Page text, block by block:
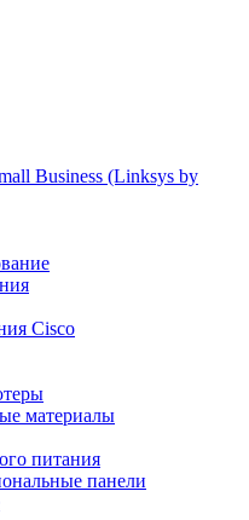
Business (Linksys by
Cisco
материалы
питания
панели